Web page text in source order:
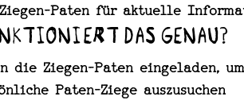
Paten für aktuelle
das Genau?
die Ziegen-Paten eingeladen,
Paten-Ziege auszusuchen